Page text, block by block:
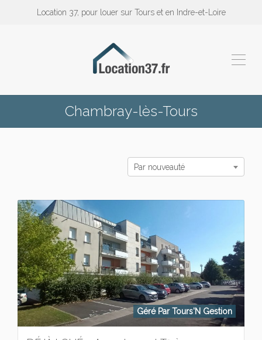
Location 37, pour louer sur Tours et en Indre-et-Loire
Chambray-lès-Tours
Par nouveauté
Géré Par Tours'N Gestion